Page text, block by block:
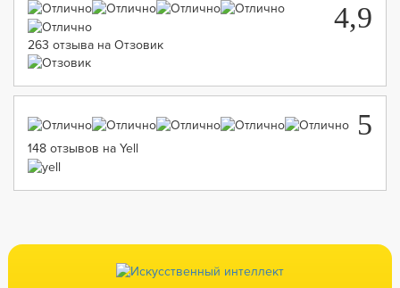
4,9
263 отзыва на Отзовик
5
148 отзывов на Yell